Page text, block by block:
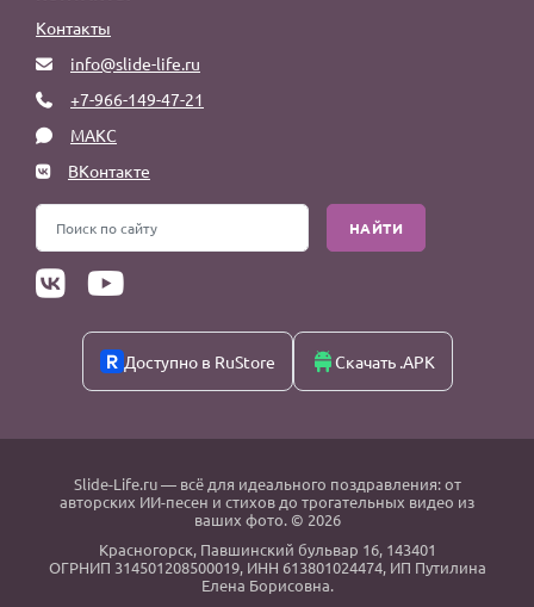
Контакты
info@slide-life.ru
+7-966-149-47-21
МАКС
ВКонтакте
НАЙТИ
Доступно в RuStore Скачать .APK
Slide-Life.ru— всё для идеального поздравления: от
авторских ИИ-песен и стихов до трогательных видео из
ваших фото. © 2026
Красногорск, Павшинский бульвар 16, 143401
ОГРНИП 314501208500019, ИНН 613801024474, ИП Путилина
Елена Борисовна.